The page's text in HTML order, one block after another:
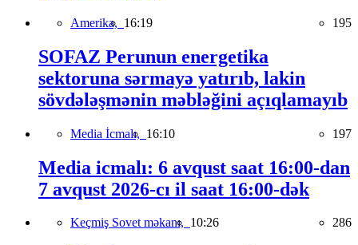
Amerika, 16:19 195
SOFAZ Perunun energetika
sektoruna sərmayə yatırıb, lakin
sövdələşmənin məbləğini açıqlamayıb
Media İcmalı, 16:10 197
Media icmalı: 6 avqust saat 16:00-dan
7 avqust 2026-cı il saat 16:00-dək
Keçmiş Sovet məkanı, 10:26 286